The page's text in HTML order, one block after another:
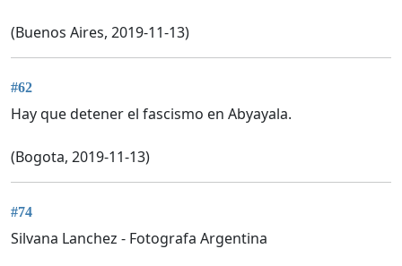
(Buenos Aires, 2019-11-13)
#62
Hay que detener el fascismo en Abyayala.
(Bogota, 2019-11-13)
#74
Silvana Lanchez - Fotografa Argentina